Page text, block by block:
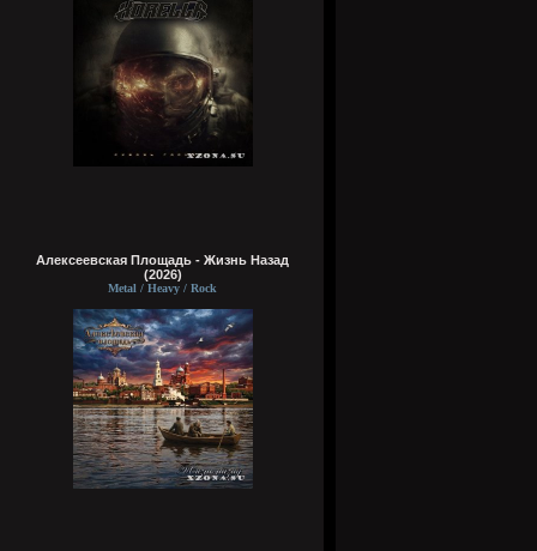
Алексеевская Площадь - Жизнь Назад
(2026)
Metal / Heavy / Rock